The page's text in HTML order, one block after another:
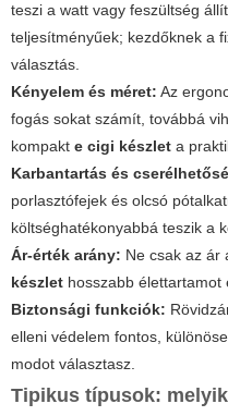
teszi a watt vagy feszültség
teljesítményűek; kezdőknek a
választás.
Kényelem és méret: Az
fogás sokat számít, továbbá
kompakt e cigi készlet a
Karbantartás és
porlasztófejek és olcsó
költséghatékonyabbá teszik a
Ár-érték arány: Ne csak az ár
készlet hosszabb élettartamot
Biztonsági funkciók:
elleni védelem fontos,
modot választasz.
Tipikus típusok: melyik